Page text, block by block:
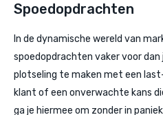
Spoedopdrachten
In de dynamische wereld van
spoedopdrachten vaker voor dan
plotseling te maken met een
klant of een onverwachte kans
ga je hiermee om zonder in